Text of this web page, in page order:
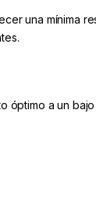
una mínima
óptimo a un